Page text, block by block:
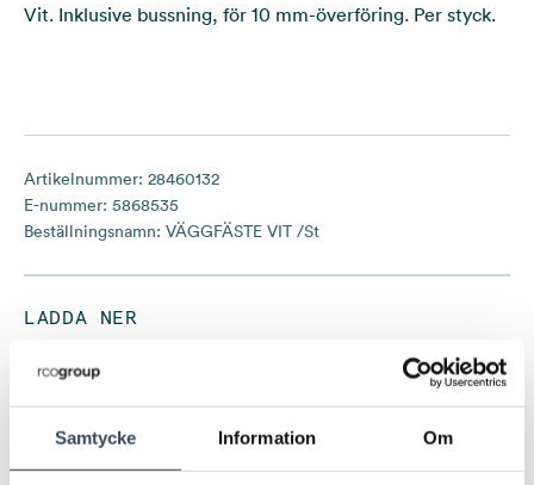
Samtycke Information Om
Vit. Inklusive bussning, för 10 mm-överföring. Per styck.
Artikelnummer: 28460132
E-nummer: 5868535
Beställningsnamn: VÄGGFÄSTE VIT /St
LADDA NER